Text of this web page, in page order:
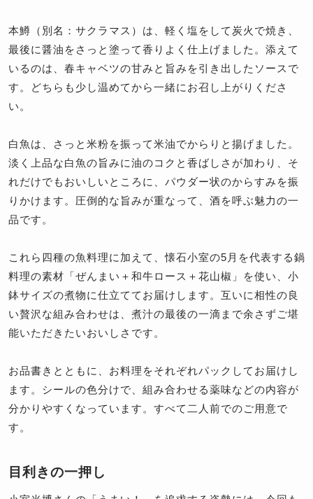
本鱒（別名：サクラマス）は、軽く塩をして炭火で焼き、
最後に醤油をさっと塗って香りよく仕上げました。添えて
いるのは、春キャベツの甘みと旨みを引き出したソースで
す。どちらも少し温めてから一緒にお召し上がりくださ
い。
白魚は、さっと米粉を振って米油でからりと揚げました。
淡く上品な白魚の旨みに油のコクと香ばしさが加わり、そ
れだけでもおいしいところに、パウダー状のからすみを振
りかけます。圧倒的な旨みが重なって、酒を呼ぶ魅力の一
品です。
これら四種の魚料理に加えて、懐石小室の5月を代表する鍋
料理の素材「ぜんまい＋和牛ロース＋花山椒」を使い、小
鉢サイズの煮物に仕立ててお届けします。互いに相性の良
い贅沢な組み合わせは、煮汁の最後の一滴まで余さずご堪
能いただきたいおいしさです。
お品書きとともに、お料理をそれぞれパックしてお届けし
ます。シールの色分けで、組み合わせる薬味などの内容が
分かりやすくなっています。すべて二人前でのご用意で
す。
目利きの一押し